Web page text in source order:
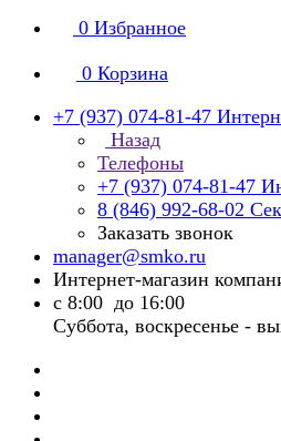
0 Избранное
0 Корзина
+7 (937) 074-81-47
Назад
Телефоны
+7 (937) 074-81-47
8 (846) 992-68-02
Заказать звонок
manager@smko.ru
Интернет-магазин
с 8:00 до 16:00
Суббота, воскресенье -